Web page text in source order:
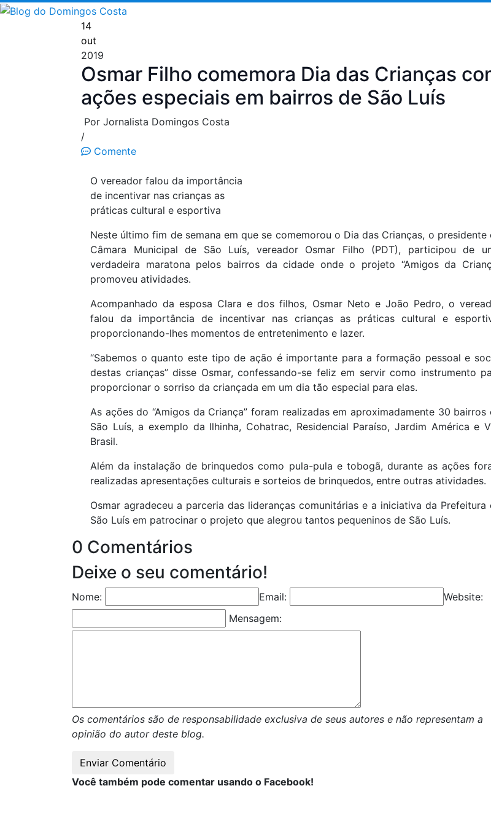
Pular
14
out
2019
Osmar Filho comemora Dia das Crianças
ações especiais em bairros de São Luís
Por Jornalista Domingos Costa
/
Comente
O vereador falou da importância
de incentivar nas crianças as
práticas cultural e esportiva
Neste último fim de semana em que se comemorou o Dia das Crianças, o presidente
Câmara Municipal de São Luís, vereador Osmar Filho (PDT), participou de
verdadeira maratona pelos bairros da cidade onde o projeto “Amigos da
promoveu atividades.
Acompanhado da esposa Clara e dos filhos, Osmar Neto e João Pedro, o
falou da importância de incentivar nas crianças as práticas cultural e
proporcionando-lhes momentos de entretenimento e lazer.
“Sabemos o quanto este tipo de ação é importante para a formação pessoal e
destas crianças” disse Osmar, confessando-se feliz em servir como instrumento
proporcionar o sorriso da criançada em um dia tão especial para elas.
As ações do “Amigos da Criança” foram realizadas em aproximadamente 30 bairros
São Luís, a exemplo da Ilhinha, Cohatrac, Residencial Paraíso, Jardim América e
Brasil.
Além da instalação de brinquedos como pula-pula e tobogã, durante as ações
realizadas apresentações culturais e sorteios de brinquedos, entre outras atividades.
Osmar agradeceu a parceria das lideranças comunitárias e a iniciativa da Prefeitura
São Luís em patrocinar o projeto que alegrou tantos pequeninos de São Luís.
0 Comentários
Deixe o seu comentário!
Nome: Email:
Website:
Mensagem:
Os comentários são de responsabilidade exclusiva de seus autores e não representam a
opinião do autor deste blog.
Você também pode comentar usando o Facebook!